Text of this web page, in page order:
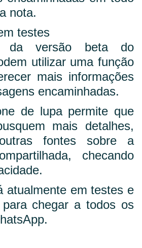
nota.
testes
da versão beta do
utilizar uma função
mais informações
encaminhadas.
de lupa permite que
mais detalhes,
fontes sobre a
checando
atualmente em testes e
chegar a todos os